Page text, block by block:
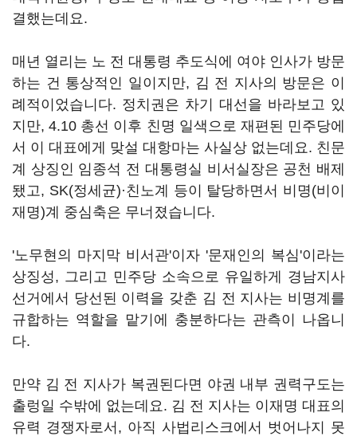
결했는데요.
매년 열리는 노 전 대통령 추도식에 여야 인사가 방문
하는 건 통상적인 일이지만, 김 전 지사의 방문은 이
례적이었습니다. 정치권은 차기 대선을 바라보고 있
지만, 4.10 총선 이후 친명 일색으로 재편된 민주당에
서 이 대표에게 맞설 대항마는 사실상 없는데요. 친문
계 상징인 임종석 전 대통령실 비서실장은 공천 배제
됐고, SK(정세균)·친노계 등이 탈당하면서 비명(비이
재명)계 중심축은 무너졌습니다.
'노무현의 마지막 비서관'이자 '문재인의 복심'이라는
상징성, 그리고 민주당 소속으로 유일하게 경남지사
선거에서 당선된 이력을 갖춘 김 전 지사는 비명계를
규합하는 역할을 맡기에 충분하다는 관측이 나옵니
다.
만약 김 전 지사가 복권된다면 야권 내부 권력구도는
출렁일 수밖에 없는데요. 김 전 지사는 이재명 대표의
유력 경쟁자로서, 아직 사법리스크에서 벗어나지 못